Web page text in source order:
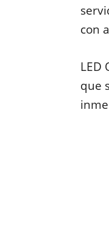
con
LED
que